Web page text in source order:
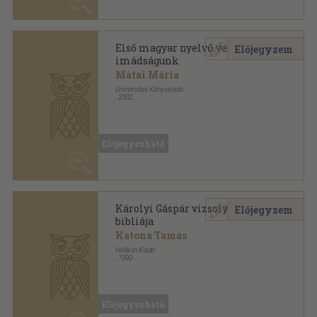
Károlyi Gáspár vizsolyi
bibliája
Katona Tamás
Helikon Kiadó
,1990
Tűzött kötés, 14 oldal
Előjegyzem
Károlyi Gáspár vizsolyi
bibliája
Katona Tamás
Magyar Helikon
,1981
Varrott papírkötés,14oldal
Előjegyzem